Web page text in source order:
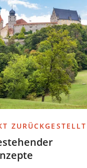
ZURÜCKGESTELLT